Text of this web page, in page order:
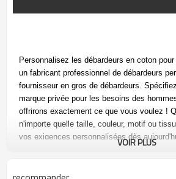
Personnalisez les débardeurs en coton
un fabricant professionnel de débardeurs
fournisseur en gros de débardeurs.
marque privée pour les besoins des
offrirons exactement ce que vous voulez !
n'importe quelle taille, couleur, motif ou
vos exigences personnalisées dès
VOIR PLUS